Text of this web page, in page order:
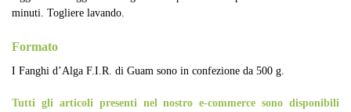
minuti. Togliere lavando.
Formato
I Fanghi d’Alga F.I.R. di Guam sono in confezione da 500 g.
Tutti gli articoli presenti nel nostro e-commerce sono disponibili